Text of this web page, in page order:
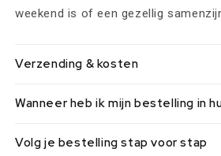
weekend is of een gezellig
Verzending & kosten
Wanneer heb ik mijn bestelling in
Volg je bestelling stap voor stap